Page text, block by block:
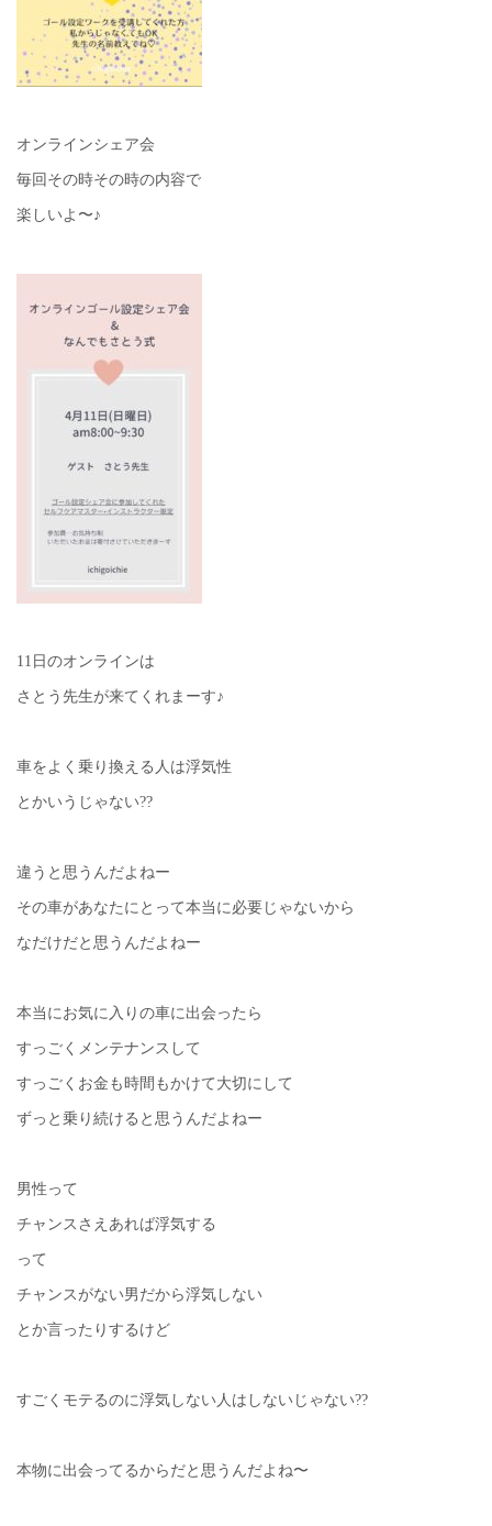
オンラインシェア会
毎回その時その時の内容で
楽しいよ〜♪
11日のオンラインは
さとう先生が来てくれまーす♪
車をよく乗り換える人は浮気性
とかいうじゃない??
違うと思うんだよねー
その車があなたにとって本当に必要じゃないから
なだけだと思うんだよねー
本当にお気に入りの車に出会ったら
すっごくメンテナンスして
すっごくお金も時間もかけて大切にして
ずっと乗り続けると思うんだよねー
男性って
チャンスさえあれば浮気する
って
チャンスがない男だから浮気しない
とか言ったりするけど
すごくモテるのに浮気しない人はしないじゃない??
本物に出会ってるからだと思うんだよね〜